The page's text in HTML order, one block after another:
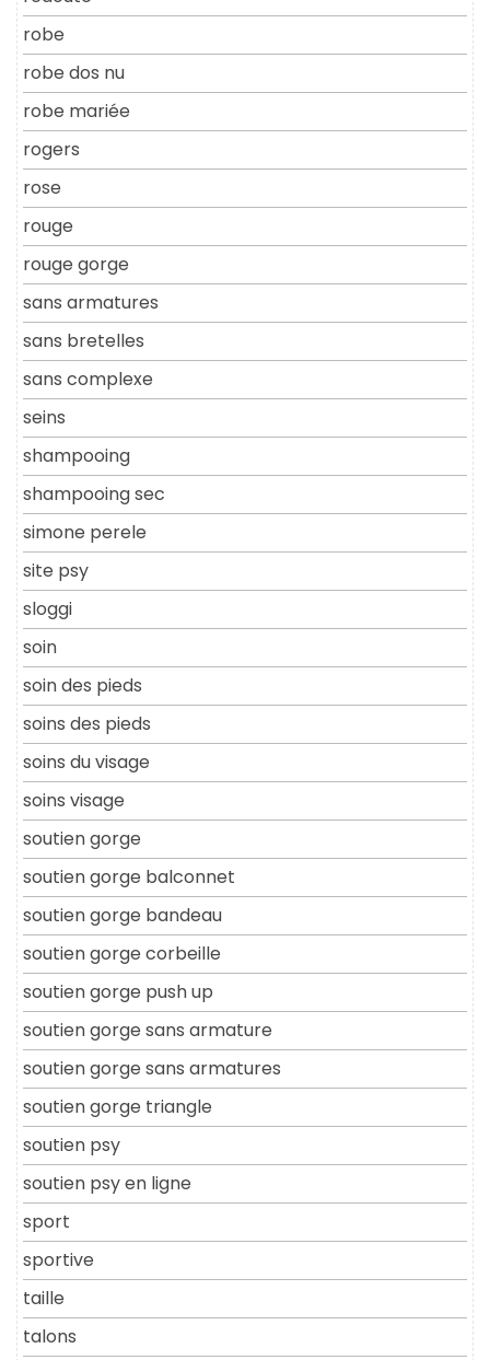
robe
robe dos nu
robe mariée
rogers
rose
rouge
rouge gorge
sans armatures
sans bretelles
sans complexe
seins
shampooing
shampooing sec
simone perele
site psy
sloggi
soin
soin des pieds
soins des pieds
soins du visage
soins visage
soutien gorge
soutien gorge balconnet
soutien gorge bandeau
soutien gorge corbeille
soutien gorge push up
soutien gorge sans armature
soutien gorge sans armatures
soutien gorge triangle
soutien psy
soutien psy en ligne
sport
sportive
taille
talons